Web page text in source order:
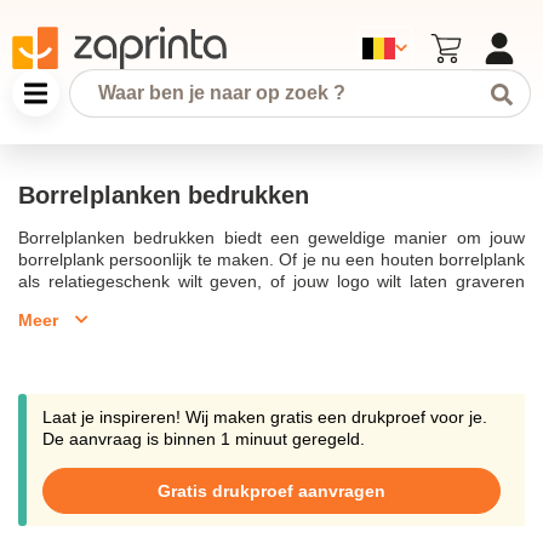
Borrelplanken bedrukken
Borrelplanken bedrukken biedt een geweldige manier om jouw
borrelplank persoonlijk te maken. Of je nu een houten borrelplank
als relatiegeschenk wilt geven, of jouw logo wilt laten graveren
eindeloos. Onze borrelplanken zijn gemaakt van hoogwaardige
persoonlijke boodschap of een bedrukking met jouw eigen tekst of
logo. Een bedrukte borrelplank is niet alleen een leuk cadeau,
maar ook een perfect relatiegeschenk dat niet mag ontbreken in
of een speciale boodschap voor een unieke touch. De meeste
borrelplanken zijn ook geschikt als serveerplanken voor een
heerlijk wijntje met kaasjes en gebakken brood. Met een gratis
Meer
Laat je inspireren! Wij maken gratis een drukproef voor je.
De aanvraag is binnen 1 minuut geregeld.
Gratis drukproef aanvragen